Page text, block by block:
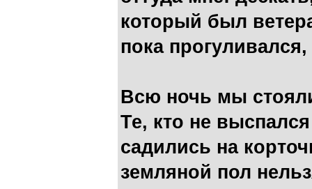
который был
пока
Всю ночь мы
Те, кто не
садились на
земляной пол